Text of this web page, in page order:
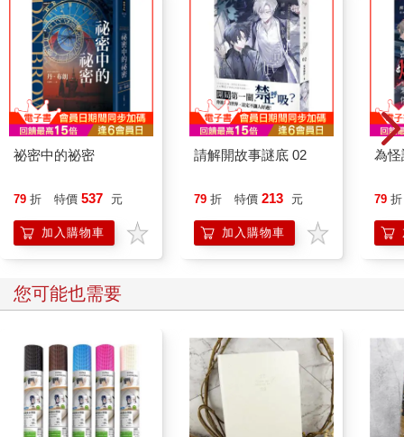
品牌行銷
品牌行銷（Branding）是指為企業、商品或服務，創造和傳播一
種三維度的形象，這種形象不容易被競爭對手複製或破壞。品牌
不僅是標誌或名字，而是企業所做的一切。它也是對顧客的奉獻
和承諾，因此應該是整個企業關注的重點。品牌代表了企業文
化，因為它乃是基於對企業而言很重要的價值觀。品牌能幫助一
個產品或企業在市場中脫穎而出，並在顧客的腦中創造持久的印
象，進而提高企業的可見度。品牌行銷的目的是提供某一種暗
合來支援。品牌識別包括讓人能輕易識別該品牌的元素，如標
誌、顏色和口號。品牌的個性指的是品牌傳遞的性格特質，例如
溫暖、友善、善於社交、創新等。
產品本身差異度不大，然而顧客完全可以藉由其品牌辨識出它來
──名稱、紅色、包裝和標誌上獨特的字體、玻璃瓶的形狀，再加
美國價值觀。另一款無酒精飲料Irn-Bru的品牌識別，同樣是一個
好例子，它透過強調其獨特口味、標誌、鮮明的橘色，以及蘇格
蘭的個性和傳統，還有名稱中「Irn」（即Iron，鋼鐵）賦予力量
的含義，傳達這個品牌的價值。成功的品牌行銷可以提高產品辨
識度、創造顧客忠誠度、促進溢酬定價（premium pricing），並
祕密中的祕密
79 折 特價 537 元
加入購物車
請解開故事謎底 02
79 折 特價 213 元
加入購物車
為怪
79 折
您可能也需要